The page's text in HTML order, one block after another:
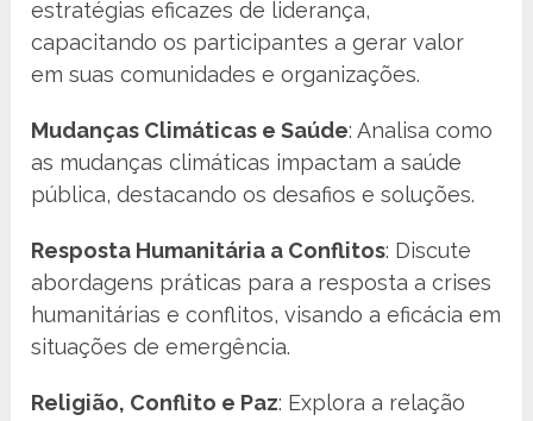
estratégias eficazes de liderança,
capacitando os participantes a gerar valor
em suas comunidades e organizações.
Mudanças Climáticas e Saúde: Analisa como
as mudanças climáticas impactam a saúde
pública, destacando os desafios e soluções.
Resposta Humanitária a Conflitos: Discute
abordagens práticas para a resposta a crises
humanitárias e conflitos, visando a eficácia em
situações de emergência.
Religião, Conflito e Paz: Explora a relação